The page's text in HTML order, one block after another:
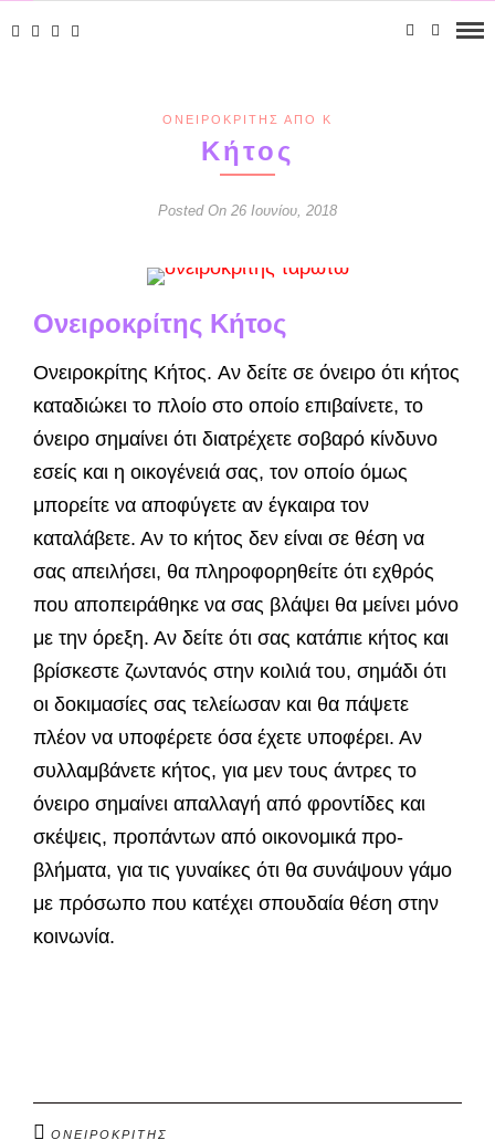
ΟΝΕΙΡΟΚΡΊΤΗΣ ΑΠΌ Κ
Κήτος
Posted On 26 Ιουνίου, 2018
Ονειροκρίτης Κήτος
Ονειροκρίτης Κήτος. Αν δείτε σε όνειρο ότι κήτος
καταδιώ­κει το πλοίο στο οποίο επιβαίνετε, το
όνειρο ση­μαίνει ότι διατρέχετε σοβαρό κίνδυνο
εσείς και η οικογένειά σας, τον οποίο όμως
μπορείτε να αποφύγετε αν έγκαιρα τον
καταλάβετε. Αν το κή­τος δεν είναι σε θέση να
σας απειλήσει, θα πλη­ροφορηθείτε ότι εχθρός
που αποπειράθηκε να σας βλάψει θα μείνει μόνο
με την όρεξη. Αν δείτε ότι σας κατάπιε κήτος και
βρίσκεστε ζωντανός στην κοιλιά του, σημάδι ότι
οι δοκιμασίες σας τελείω­σαν και θα πάψετε
πλέον να υποφέρετε όσα έχετε υποφέρει. Αν
συλλαμβάνετε κήτος, για μεν τους άντρες το
όνειρο σημαίνει απαλλαγή από φροντί­δες και
σκέψεις, προπάντων από οικονομικά προ­
βλήματα, για τις γυναίκες ότι θα συνάψουν γάμο
με πρόσωπο που κατέχει σπουδαία θέση στην
κοι­νωνία.
ΟΝΕΙΡΟΚΡΙΤΗΣ